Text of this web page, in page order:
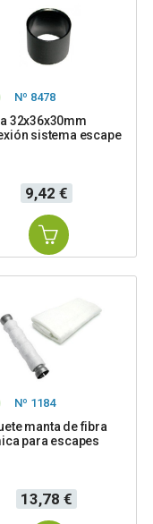
Nº 8478
32x36x30mm
sistema escape
Precio
9,42 €
Nº 1184
manta de fibra
para escapes
Precio
13,78 €